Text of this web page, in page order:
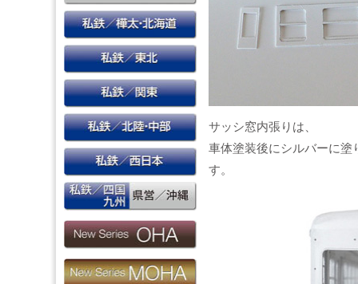
サッシ窓内張りは、
車体塗装後にシルバーに塗
す。